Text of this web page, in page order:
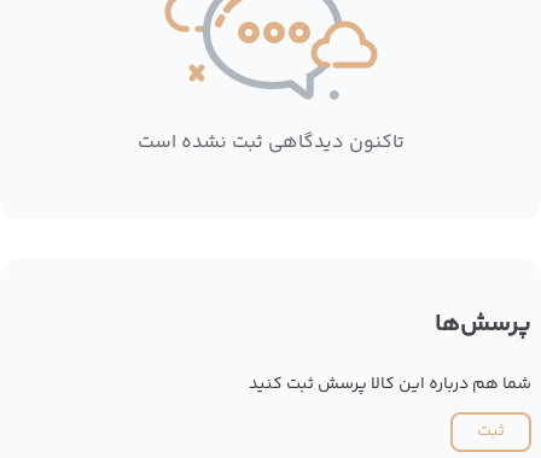
تاکنون دیدگاهی ثبت نشده است
پرسش‌ها
شما هم درباره این کالا پرسش ثبت کنید
ثبت